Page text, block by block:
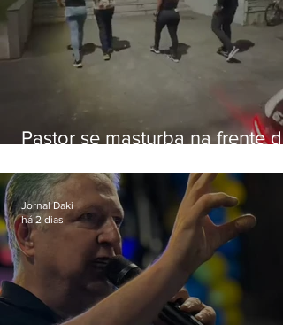
Pastor se masturba na frente de
Jornal Daki
há 2 dias